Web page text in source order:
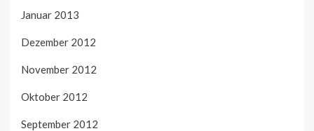
Januar 2013
Dezember 2012
November 2012
Oktober 2012
September 2012